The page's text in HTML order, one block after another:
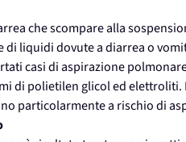
che scompare alla
di liquidi dovute a diarrea o
casi di aspirazione
di polietilen glicol ed
particolarmente a rischio di